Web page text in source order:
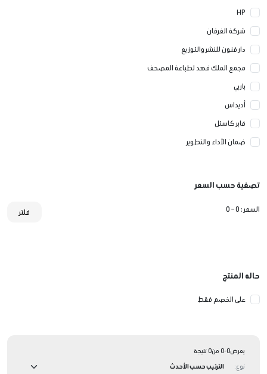
HP
شركة الفرقان
دار فنون للنشر والتوزيع
مجمع الملك فهد لطباعة المصحف
باربي
أديداس
فابر كاستل
ضمان الأداء والتطوير
تصفية حسب السعر
السعر : 0 – 0 فلتر
حاله المنتج
على الخصم فقط
يعرض0-0 من0 نتيجة
نوع: